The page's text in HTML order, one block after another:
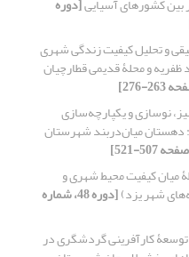
و تحلیل کیفیت زندگی شهری
و محلۀ قدیمی قطارچیان
نوسازی و یکپارچه‌سازی
دهستان میان‌‌دربند شهرستان
میان کیفیت محیط شهری و
شهر یزد) [دوره 48، شماره
کارآفرینی گردشگری در